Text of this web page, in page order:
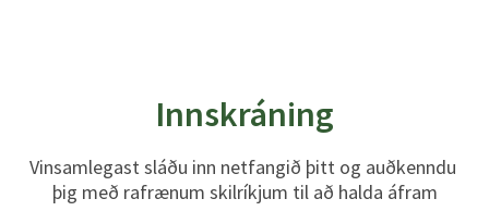
Innskráning
Vinsamlegast sláðu inn netfangið þitt og auðkenndu
þig með rafrænum skilríkjum til að halda áfram